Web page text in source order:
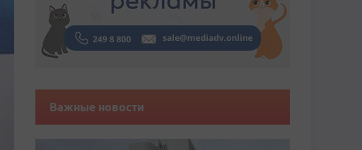
Важные новости